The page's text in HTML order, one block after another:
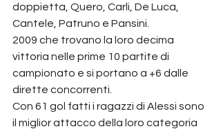
doppietta, Quero, Carli, De Luca,
Cantele, Patruno e Pansini.
2009 che trovano la loro decima
vittoria nelle prime 10 partite di
campionato e si portano a +6 dalle
dirette concorrenti.
Con 61 gol fatti i ragazzi di Alessi sono
il miglior attacco della loro categoria